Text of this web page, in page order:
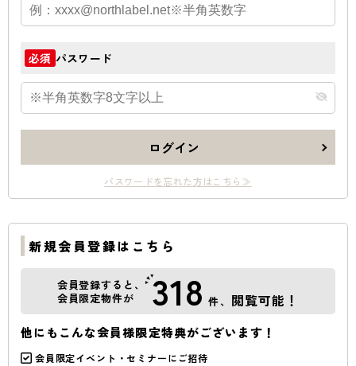
必須 パスワード
ログイン
パスワードを忘れた方はこちら≫
新規会員登録はこちら
会員登録すると、
会員限定物件が
318 件、 閲覧可能！
他にもこんな会員様限定特典がございます！
会員限定イベント・セミナーにご招待